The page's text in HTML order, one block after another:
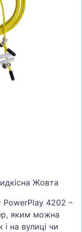
Жовта
PowerPlay 4202 –
яким можна
і на вулиці чи